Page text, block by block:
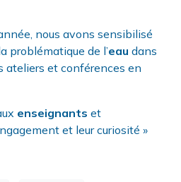
nous avons sensibilisé
problématique de l’eau dans
ateliers et conférences en
enseignants et
et leur curiosité »